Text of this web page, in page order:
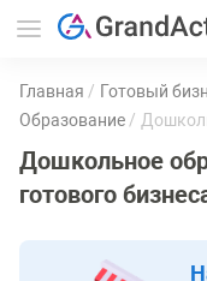
Главная
Готовый
Образование
Дошкольное
готового